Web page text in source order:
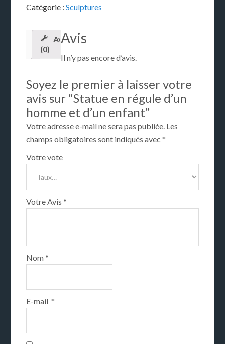
Catégorie :Sculptures
Avis
(0)
Avis
Il n’y pas encore d’avis.
Soyez le premier à laisser votre
avis sur “Statue en régule d’un
homme et d’un enfant”
Votre adresse e-mail ne sera pas publiée. Les
champs obligatoires sont indiqués avec*
Votre vote
Votre Avis*
Nom*
E-mail*